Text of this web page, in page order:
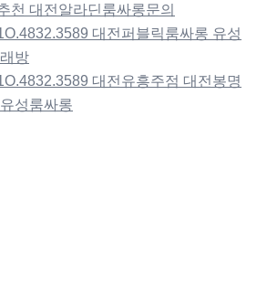
천 대전알라딘룸싸롱문의
대전퍼블릭룸싸롱 유성
방
대전유흥주점 대전봉명
성룸싸롱